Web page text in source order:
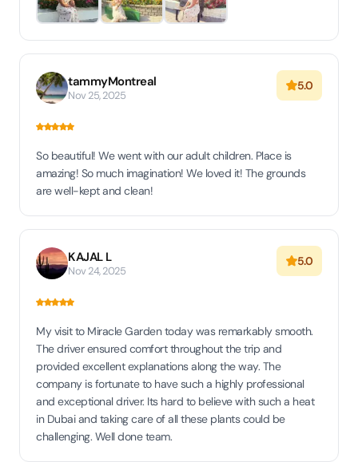
tammyMontreal
Nov 25, 2025
5.0
So beautiful! We went with our adult children. Place is
amazing! So much imagination! We loved it! The grounds
are well-kept and clean!
KAJAL L
Nov 24, 2025
5.0
My visit to Miracle Garden today was remarkably smooth.
The driver ensured comfort throughout the trip and
provided excellent explanations along the way. The
company is fortunate to have such a highly professional
and exceptional driver. Its hard to believe with such a heat
in Dubai and taking care of all these plants could be
challenging. Well done team.